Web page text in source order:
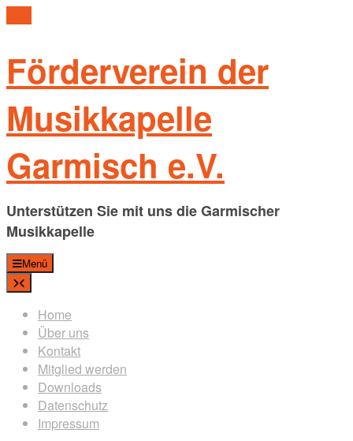
Förderverein der
Musikkapelle
Garmisch e.V.
Unterstützen Sie mit uns die Garmischer
Musikkapelle
Menü
Home
Über uns
Kontakt
Mitglied werden
Downloads
Datenschutz
Impressum